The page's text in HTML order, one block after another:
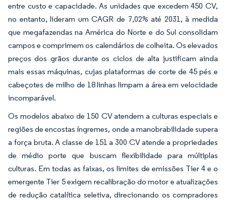
entre custo e capacidade. As unidades que excedem 450 CV,
no entanto, lideram um CAGR de 7,02% até 2031, à medida
que megafazendas na América do Norte e do Sul consolidam
campos e comprimem os calendários de colheita. Os elevados
preços dos grãos durante os ciclos de alta justificam ainda
mais essas máquinas, cujas plataformas de corte de 45 pés e
cabeçotes de milho de 18 linhas limpam a área em velocidade
incomparável.
Os modelos abaixo de 150 CV atendem a culturas especiais e
regiões de encostas íngremes, onde a manobrabilidade supera
a força bruta. A classe de 151 a 300 CV atende a propriedades
de médio porte que buscam flexibilidade para múltiplas
culturas. Em todas as faixas, os limites de emissões Tier 4 e o
emergente Tier 5 exigem recalibração do motor e atualizações
de redução catalítica seletiva, direcionando os compradores